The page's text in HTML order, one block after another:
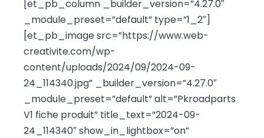
[et_pb_column _builder_version=”4.27.0″
_module_preset=”default” type=”1_2″]
[et_pb_image src=”https://www.web-
creativite.com/wp-
content/uploads/2024/09/2024-09-
24_114340.jpg” _builder_version=”4.27.0″
_module_preset=”default” alt=”Pkroadparts
V1 fiche produit” title_text=”2024-09-
24_114340″ show_in_lightbox=”on”